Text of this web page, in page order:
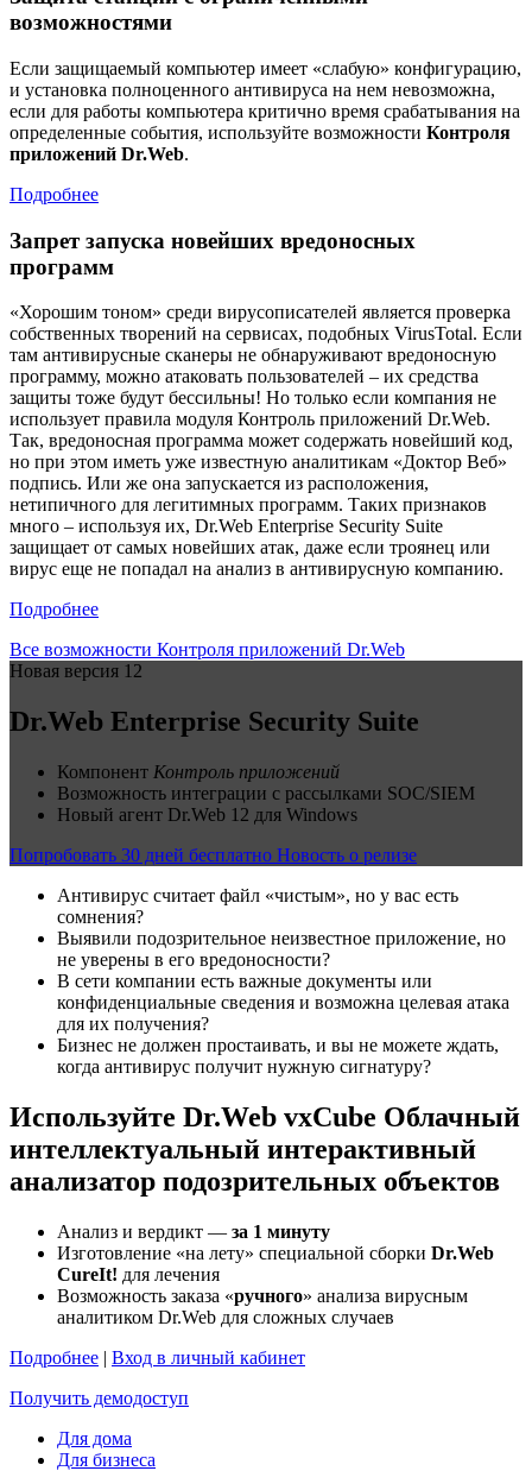
возможностями
Если защищаемый компьютер имеет «слабую» конфигурацию,
и установка полноценного антивируса на нем невозможна,
если для работы компьютера критично время срабатывания на
определенные события, используйте возможности Контроля
приложений Dr.Web.
Подробнее
Запрет запуска новейших вредоносных
программ
«Хорошим тоном» среди вирусописателей является проверка
собственных творений на сервисах, подобных VirusTotal. Если
там антивирусные сканеры не обнаруживают вредоносную
программу, можно атаковать пользователей – их средства
защиты тоже будут бессильны! Но только если компания не
использует правила модуля Контроль приложений Dr.Web.
Так, вредоносная программа может содержать новейший код,
но при этом иметь уже известную аналитикам «Доктор Веб»
подпись. Или же она запускается из расположения,
нетипичного для легитимных программ. Таких признаков
много – используя их, Dr.Web Enterprise Security Suite
защищает от самых новейших атак, даже если троянец или
вирус еще не попадал на анализ в антивирусную компанию.
Подробнее
Все возможности Контроля приложений Dr.Web
Новая версия 12
Dr.Web Enterprise Security Suite
Компонент Контроль приложений
Возможность интеграции с рассылками SOC/SIEM
Новый агент Dr.Web 12 для Windows
Попробовать 30 дней бесплатно Новость о релизе
Антивирус считает файл «чистым», но у вас есть
сомнения?
Выявили подозрительное неизвестное приложение, но
не уверены в его вредоносности?
В сети компании есть важные документы или
конфиденциальные сведения и возможна целевая атака
для их получения?
Бизнес не должен простаивать, и вы не можете ждать,
когда антивирус получит нужную сигнатуру?
Используйте Dr.Web vxCube Облачный
интеллектуальный интерактивный
анализатор подозрительных объектов
Анализ и вердикт — за 1 минуту
Изготовление «на лету» специальной сборки Dr.Web
CureIt! для лечения
Возможность заказа «ручного» анализа вирусным
аналитиком Dr.Web для сложных случаев
Подробнее | Вход в личный кабинет
Получить демодоступ
Для дома
Для бизнеса